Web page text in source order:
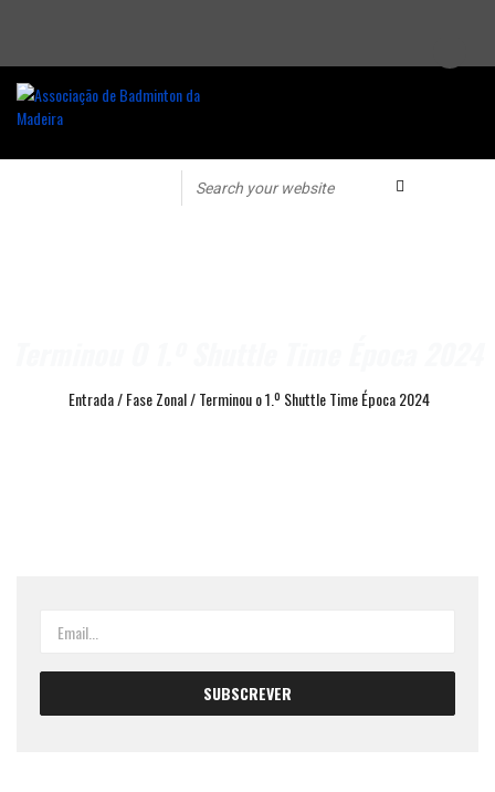
Entrada/Fase Zonal/Terminou o 1.º Shuttle Time Época 2024